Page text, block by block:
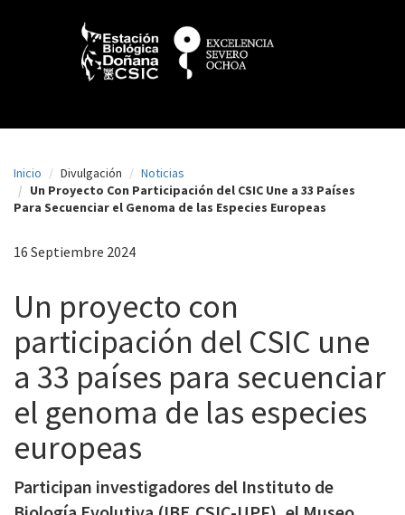
g
Inicio Divulgación
Noticias
Un Proyecto Con Participación del CSIC Une a 33 Países
Para Secuenciar el Genoma de las Especies Europeas
16 Septiembre 2024
Un proyecto con
participación del CSIC une
a 33 países para secuenciar
el genoma de las especies
europeas
Participan investigadores del Instituto de